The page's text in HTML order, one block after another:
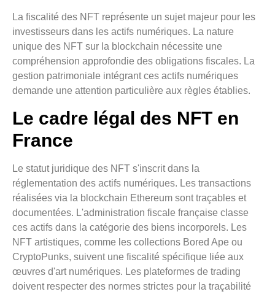
La fiscalité des NFT représente un sujet majeur pour les
investisseurs dans les actifs numériques. La nature
unique des NFT sur la blockchain nécessite une
compréhension approfondie des obligations fiscales. La
gestion patrimoniale intégrant ces actifs numériques
demande une attention particulière aux règles établies.
Le cadre légal des NFT en
France
Le statut juridique des NFT s'inscrit dans la
réglementation des actifs numériques. Les transactions
réalisées via la blockchain Ethereum sont traçables et
documentées. L'administration fiscale française classe
ces actifs dans la catégorie des biens incorporels. Les
NFT artistiques, comme les collections Bored Ape ou
CryptoPunks, suivent une fiscalité spécifique liée aux
œuvres d'art numériques. Les plateformes de trading
doivent respecter des normes strictes pour la traçabilité